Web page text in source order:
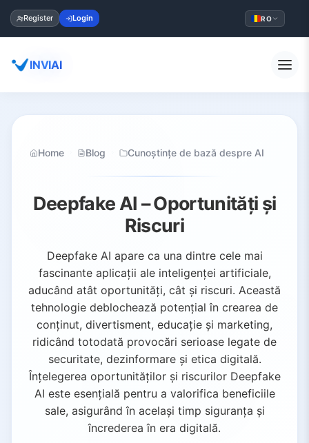
Register Login RO
INVIAI
Home Blog Cunoștințe de bază despre AI
Deepfake AI – Oportunități și
Riscuri
Deepfake AI apare ca una dintre cele mai
fascinante aplicații ale inteligenței artificiale,
aducând atât oportunități, cât și riscuri. Această
tehnologie deblochează potențial în crearea de
conținut, divertisment, educație și marketing,
ridicând totodată provocări serioase legate de
securitate, dezinformare și etica digitală.
Înțelegerea oportunităților și riscurilor Deepfake
AI este esențială pentru a valorifica beneficiile
sale, asigurând în același timp siguranța și
încrederea în era digitală.